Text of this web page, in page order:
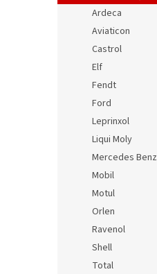
Ardeca
Aviaticon
Castrol
Elf
Fendt
Ford
Leprinxol
Liqui Moly
Mercedes Benz
Mobil
Motul
Orlen
Ravenol
Shell
Total